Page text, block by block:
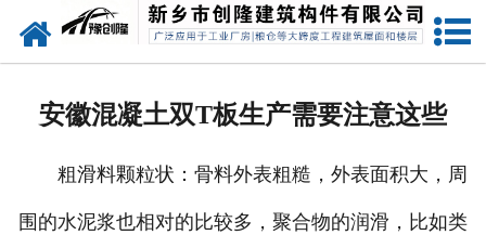
网站首页
安徽混凝土双T板生产需要注意这些
粗滑料颗粒状：骨料外表粗糙，外表面积大，周
围的水泥浆也相对的比较多，聚合物的润滑，比如类